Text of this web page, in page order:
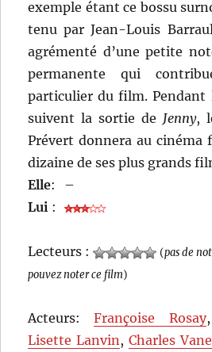
exemple étant ce bossu
tenu par Jean-Louis
agrémenté d’une petite
permanente qui
particulier du film. Pendant
suivent la sortie de Jenny,
Prévert donnera au cinéma
dizaine de ses plus grands
Elle:
–
Lui :
Lecteurs : (pas de
pouvez noter ce film)
Acteurs:Françoise Rosay
Lisette Lanvin,Charles